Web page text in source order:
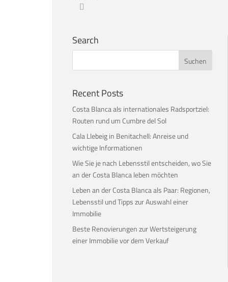
Search
Recent Posts
Costa Blanca als internationales Radsportziel:
Routen rund um Cumbre del Sol
Cala Llebeig in Benitachell: Anreise und
wichtige Informationen
Wie Sie je nach Lebensstil entscheiden, wo Sie
an der Costa Blanca leben möchten
Leben an der Costa Blanca als Paar: Regionen,
Lebensstil und Tipps zur Auswahl einer
Immobilie
Beste Renovierungen zur Wertsteigerung
einer Immobilie vor dem Verkauf